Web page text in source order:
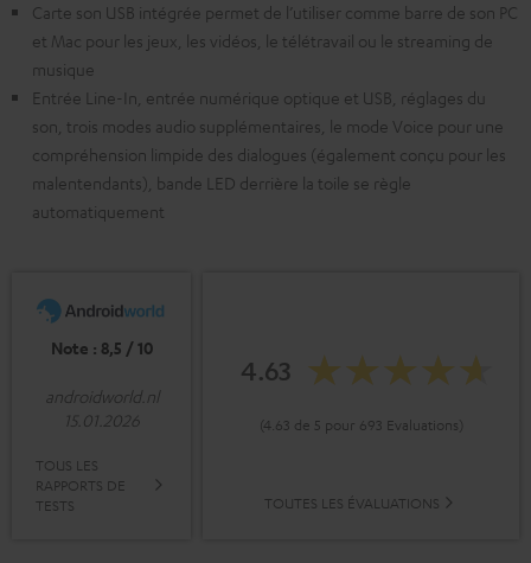
Carte son USB intégrée permet de l’utiliser comme barre de son PC
et Mac pour les jeux, les vidéos, le télétravail ou le streaming de
musique
Entrée Line-In, entrée numérique optique et USB, réglages du
son, trois modes audio supplémentaires, le mode Voice pour une
compréhension limpide des dialogues (également conçu pour les
malentendants), bande LED derrière la toile se règle
automatiquement
Note : 8,5 / 10
androidworld.nl
15.01.2026
TOUS LES
RAPPORTS DE
TESTS
4.63
(4.63 de 5 pour 693 Evaluations)
TOUTES LES ÉVALUATIONS